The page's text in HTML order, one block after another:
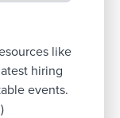
like
hiring
events.